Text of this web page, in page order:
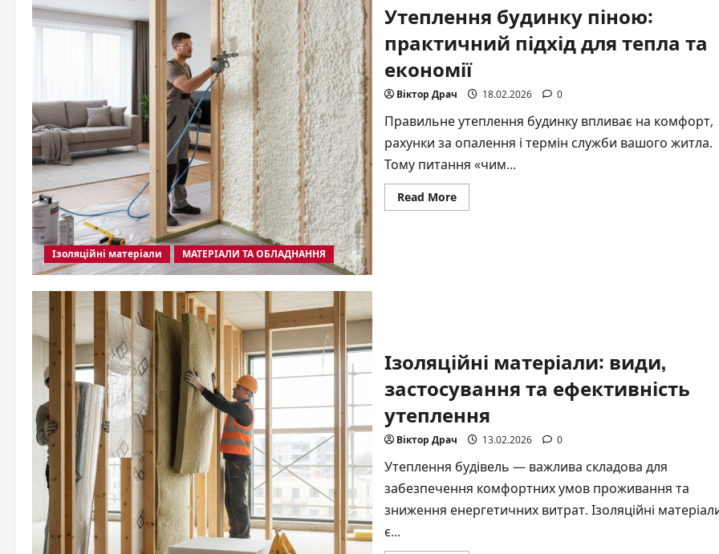
для
роботи
Ізоляційні матеріали МАТЕРІАЛИ ТА ОБЛАДНАННЯ
Утеплення будинку піною:
практичний підхід для тепла та
економії
Віктор Драч 18.02.2026 0
Правильне утеплення будинку впливає на комфорт,
рахунки за опалення і термін служби вашого житла.
Тому питання «чим...
Read MoreRead
more
Ізоляційні матеріали: види,
застосування та ефективність
утеплення
Віктор Драч 13.02.2026 0
Утеплення будівель — важлива складова для
забезпечення комфортних умов проживання та
зниження енергетичних витрат. Ізоляційні
є...